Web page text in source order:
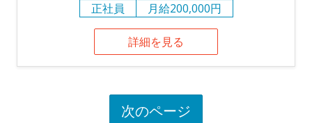
正社員
月給200,000円
詳細を見る
次のページ